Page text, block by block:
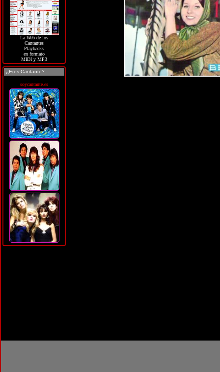
La Web de los
Cantantes
Playbacks
en formato
MIDI y MP3
¿Eres Cantante?
soycantante.es